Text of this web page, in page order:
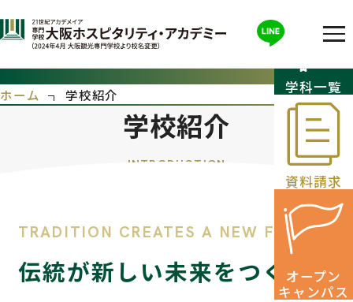
学科一覧
資料請求
オープン
キャンパス
学校紹介
ホーム 学校紹介
学校紹介
伝統が新しい未来をつくる。